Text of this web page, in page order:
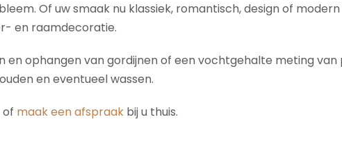
Of uw smaak nu klassiek, romantisch, design of modern
en raamdecoratie.
ophangen van gordijnen of een vochtgehalte meting van
en eventueel wassen.
of maak een afspraak bij u thuis.